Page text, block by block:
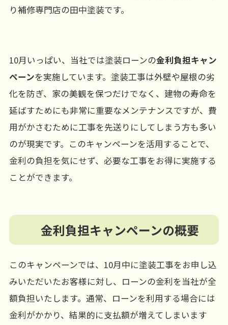
り補修専門店の田中塗装です。
10月いっぱい、当社では塗装ローンの金利負担キャン
ペーンを実施しています。塗装工事は外壁や屋根の劣
化を防ぎ、家の美観を保つだけでなく、建物の寿命を
延ばすためにも非常に重要なメンテナンスですが、費
用がかさむために工事を先送りにしてしまう方も多い
のが現実です。このキャンペーンを活用することで、
金利の負担を気にせず、必要な工事をお得に実施する
ことができます。
金利負担キャンペーンの概要
このキャンペーンでは、10月中に塗装工事をお申し込
みいただいたお客様に対し、ローンの金利を当社が全
額負担いたします。通常、ローンを利用する場合には
金利がかかり、結果的に支払額が増えてしまいます